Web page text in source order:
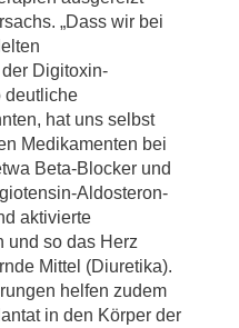
„Dass wir bei
Digitoxin-
deutliche
hat uns selbst
Medikamenten bei
Beta-Blocker und
Aldosteron-
aktivierte
und so das Herz
Mittel (Diuretika).
helfen zudem
in den Körper der